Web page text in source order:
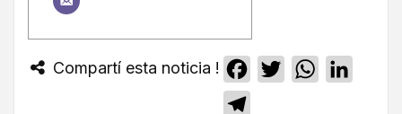
Compartí esta noticia ! Facebook
TwitterWhatsApp